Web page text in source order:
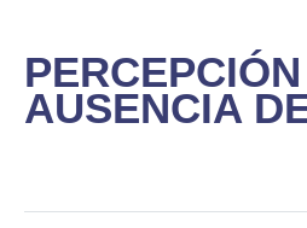
AUSENCIA